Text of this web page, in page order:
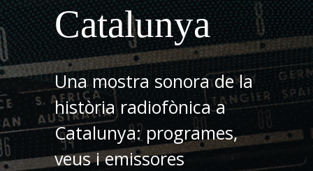
Catalunya
Una mostra sonora de la
història radiofònica a
Catalunya: programes,
veus i emissores